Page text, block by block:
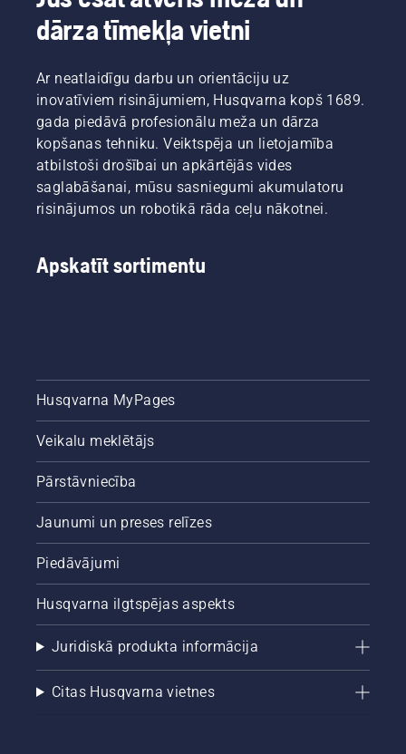
dārza tīmekļa vietni
Ar neatlaidīgu darbu un orientāciju uz
inovatīviem risinājumiem, Husqvarna kopš 1689.
gada piedāvā profesionālu meža un dārza
kopšanas tehniku. Veiktspēja un lietojamība
atbilstoši drošībai un apkārtējās vides
saglabāšanai, mūsu sasniegumi akumulatoru
risinājumos un robotikā rāda ceļu nākotnei.
Apskatīt sortimentu
Husqvarna MyPages
Veikalu meklētājs
Pārstāvniecība
Jaunumi un preses relīzes
Piedāvājumi
Husqvarna ilgtspējas aspekts
Juridiskā produkta informācija
Citas Husqvarna vietnes